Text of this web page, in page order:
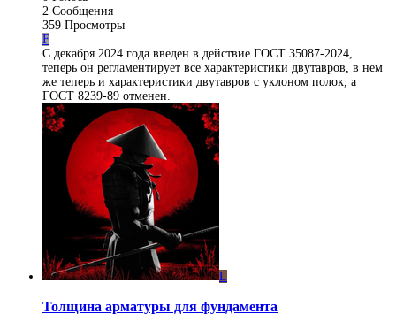
2 Сообщения
359 Просмотры
F
С декабря 2024 года введен в действие ГОСТ 35087-2024,
теперь он регламентирует все характеристики двутавров, в нем
же теперь и характеристики двутавров с уклоном полок, а
ГОСТ 8239-89 отменен.
L
Толщина арматуры для фундамента